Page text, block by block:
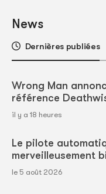
News
Dernières publiées
Wrong Man
référence
il y a 18 heures
Le pilote
merveilleusement
le 5 août 2026